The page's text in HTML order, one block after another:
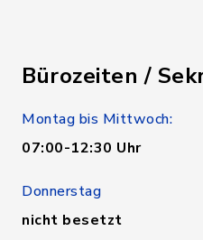
Bürozeiten /
Montag bis Mittwoch:
07:00-12:30 Uhr
Donnerstag
nicht besetzt